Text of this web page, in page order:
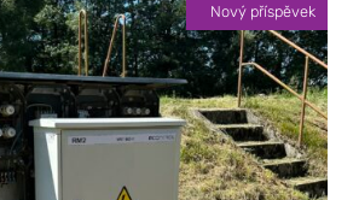
Nový příspěvek